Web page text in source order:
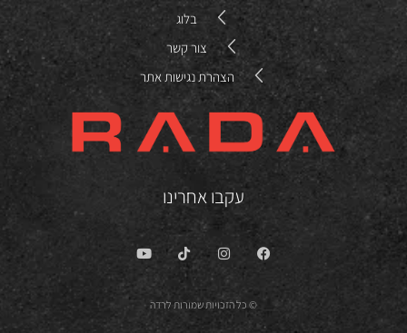
בלוג
צור קשר
הצהרת נגישות אתר
עקבו אחרינו
© כל הזכויות שמורות לרדה